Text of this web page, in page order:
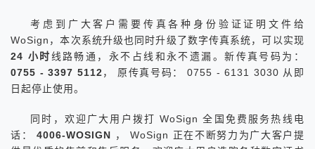
考虑到广大客户需要传真各种身份验证证明文件给
WoSign，本次系统升级也同时升级了数字传真系统，可以实现
24 小时线路畅通，永不占线和永不遗漏。新传真号码为：
0755 - 3397 5112， 原传真号码： 0755 - 6131 3030 从即
日起停止使用。
同时，欢迎广大用户拨打 WoSign 全国免费服务热线电
话：4006-WOSIGN ， WoSign 正在不断努力为广大客户提